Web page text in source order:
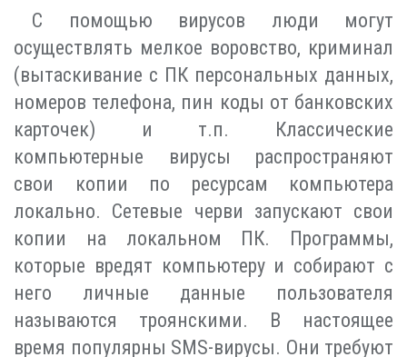
С помощью вирусов люди могут
осуществлять мелкое воровство, криминал
(вытаскивание с ПК персональных данных,
номеров телефона, пин коды от банковских
карточек) и т.п. Классические
компьютерные вирусы распространяют
свои копии по ресурсам компьютера
локально. Сетевые черви запускают свои
копии на локальном ПК. Программы,
которые вредят компьютеру и собирают с
него личные данные пользователя
называются троянскими. В настоящее
время популярны SMS-вирусы. Они требуют